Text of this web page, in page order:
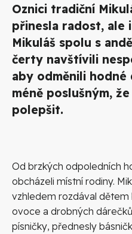
Oznici tradiční
přinesla radost, ale
Mikuláš spolu s
čerty navštívili
aby odměnili
méně poslušným,
polepšit.
Od brzkých odpoledních
obcházeli místní rodiny.
vzhledem rozdával dětem
ovoce a drobných
písničky, přednesly